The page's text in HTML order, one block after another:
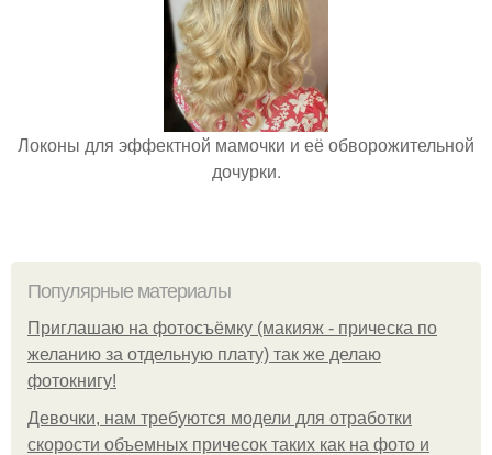
Локоны для эффектной мамочки и её обворожительной
дочурки.
Популярные материалы
Приглашаю на фотосъёмку (макияж - прическа по
желанию за отдельную плату) так же делаю
фотокнигу!
Девочки, нам требуются модели для отработки
скорости объемных причесок таких как на фото и